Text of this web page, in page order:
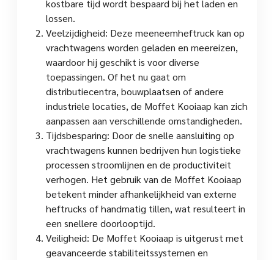
kostbare tijd wordt bespaard bij het laden en
lossen.
Veelzijdigheid: Deze meeneemheftruck kan op
vrachtwagens worden geladen en meereizen,
waardoor hij geschikt is voor diverse
toepassingen. Of het nu gaat om
distributiecentra, bouwplaatsen of andere
industriële locaties, de Moffet Kooiaap kan zich
aanpassen aan verschillende omstandigheden.
Tijdsbesparing: Door de snelle aansluiting op
vrachtwagens kunnen bedrijven hun logistieke
processen stroomlijnen en de productiviteit
verhogen. Het gebruik van de Moffet Kooiaap
betekent minder afhankelijkheid van externe
heftrucks of handmatig tillen, wat resulteert in
een snellere doorlooptijd.
Veiligheid: De Moffet Kooiaap is uitgerust met
geavanceerde stabiliteitssystemen en